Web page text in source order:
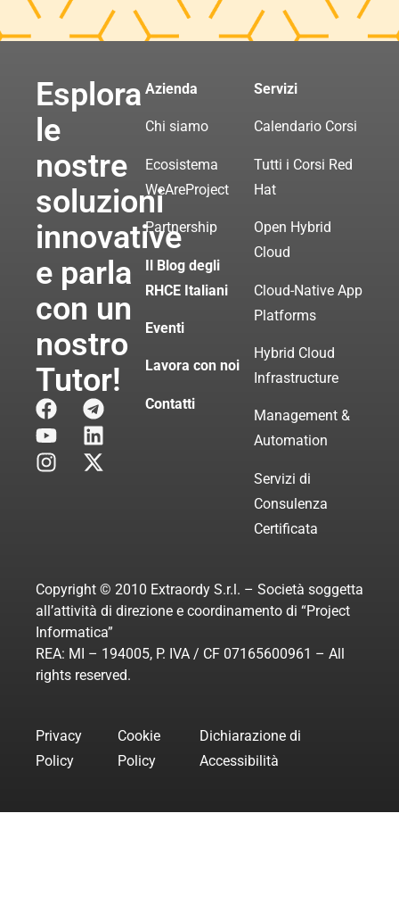
Esplora
le
nostre
soluzioni
innovative
e parla
con un
nostro
Tutor!
Azienda
Chi siamo
Ecosistema
WeAreProject
Partnership
Il Blog degli
RHCE Italiani
Eventi
Lavora con noi
Contatti
Servizi
Calendario Corsi
Tutti i Corsi Red
Hat
Open Hybrid
Cloud
Cloud-Native App
Platforms
Hybrid Cloud
Infrastructure
Management &
Automation
Servizi di
Consulenza
Certificata
Copyright © 2010 Extraordy S.r.l. – Società soggetta
all’attività di direzione e coordinamento di “Project
Informatica”
REA: MI – 194005, P. IVA / CF 07165600961 – All
rights reserved.
Privacy
Policy
Cookie
Policy
Dichiarazione di
Accessibilità